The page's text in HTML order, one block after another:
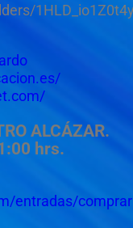
ALCÁZAR.
hrs.
entradas/